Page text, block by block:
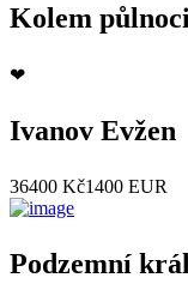
Kolem půlnoci
❤
Ivanov Evžen
36400 Kč1400 EUR
Podzemní